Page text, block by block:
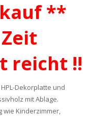
**
reicht !!
Dekorplatte und
mit Ablage.
wie Kinderzimmer,